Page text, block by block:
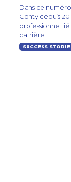
Dans ce
Conty depuis
professionnel
carrière.
SUCCESS